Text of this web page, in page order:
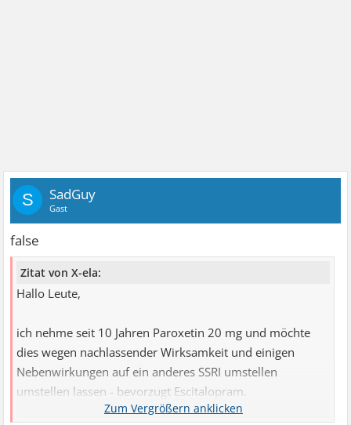
S SadGuy
Gast
false
Zitat von X-ela:
Hallo Leute,
ich nehme seit 10 Jahren Paroxetin 20 mg und möchte
dies wegen nachlassender Wirksamkeit und einigen
Nebenwirkungen auf ein anderes SSRI umstellen
umstellen lassen - bevorzugt Escitalopram.